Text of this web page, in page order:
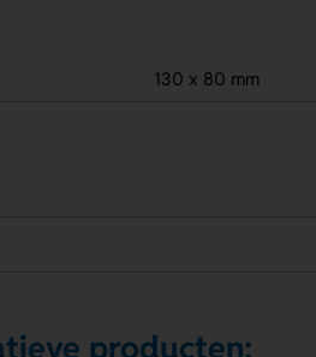
130 x 80 mm
producten: